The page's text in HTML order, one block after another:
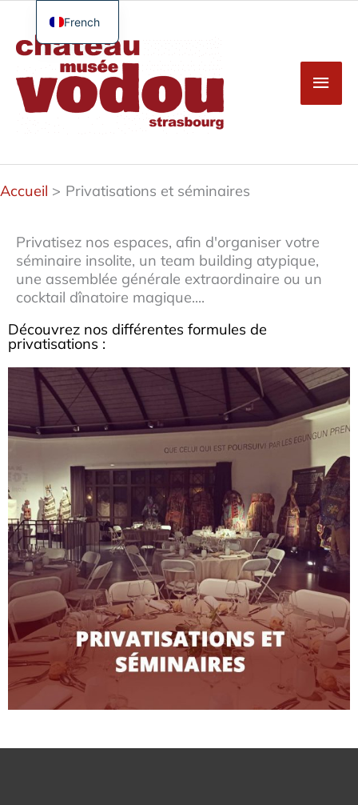
Aller
contenu
Accueil Privatisations et séminaires
Privatisez nos espaces, afin d'organiser votre
séminaire insolite, un team building atypique,
une assemblée générale extraordinaire ou un
cocktail dînatoire magique....
Découvrez nos différentes formules de
privatisations :
French
English
German
Spanish